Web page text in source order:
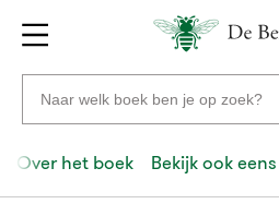
Gratis
verzending
vanaf
20
euro
Voor
23:59
volgendein
Zoeken
naar
auteurs
en
Over het boek Bekijk ook eens